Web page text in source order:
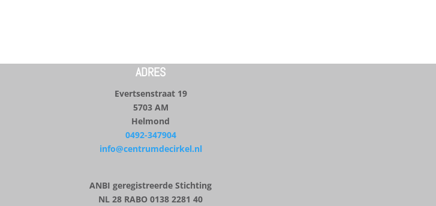
ADRES
Evertsenstraat 19
5703 AM
Helmond
0492-347904
info@centrumdecirkel.nl
ANBI geregistreerde Stichting
NL 28 RABO 0138 2281 40